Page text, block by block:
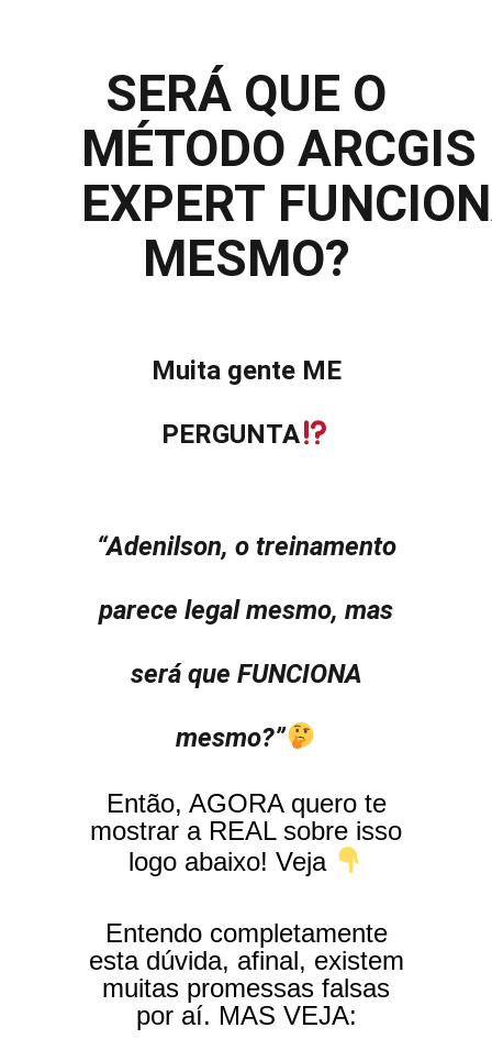
SERÁ QUE O
MÉTODO ARCGIS
EXPERT
MESMO?
Muita gente ME
PERGUNTA
“Adenilson, o treinamento
parece legal mesmo, mas
será que FUNCIONA
mesmo?”
Então, AGORA quero te
mostrar a REAL sobre isso
logo abaixo! Veja
Entendo completamente
esta dúvida, afinal, existem
muitas promessas falsas
por aí. MAS VEJA: